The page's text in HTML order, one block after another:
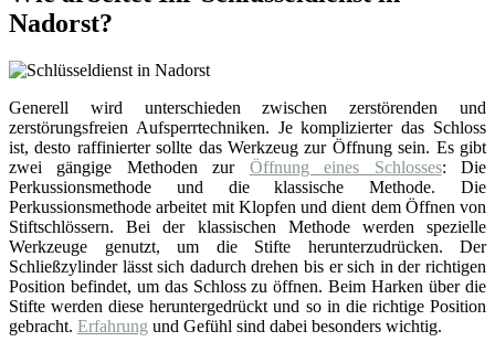
Nadorst?
Generell wird unterschieden zwischen zerstörenden und
zerstörungsfreien Aufsperrtechniken. Je komplizierter das Schloss
ist, desto raffinierter sollte das Werkzeug zur Öffnung sein. Es gibt
zwei gängige Methoden zur Öffnung eines Schlosses: Die
Perkussionsmethode und die klassische Methode. Die
Perkussionsmethode arbeitet mit Klopfen und dient dem Öffnen von
Stiftschlössern. Bei der klassischen Methode werden spezielle
Werkzeuge genutzt, um die Stifte herunterzudrücken. Der
Schließzylinder lässt sich dadurch drehen bis er sich in der richtigen
Position befindet, um das Schloss zu öffnen. Beim Harken über die
Stifte werden diese heruntergedrückt und so in die richtige Position
gebracht. Erfahrung und Gefühl sind dabei besonders wichtig.